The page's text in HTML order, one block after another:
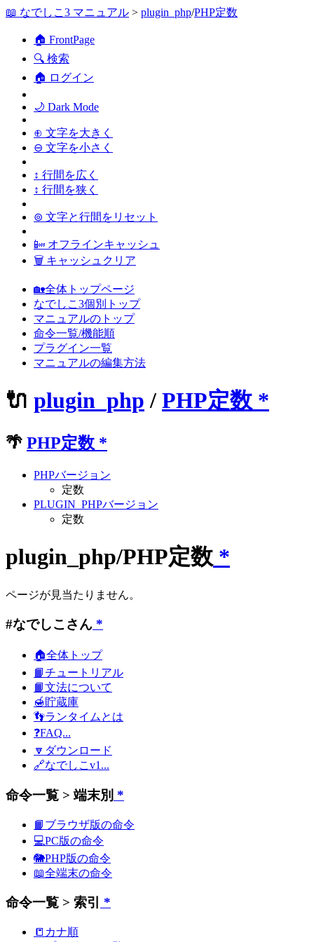
📖 なでしこ3 マニュアル > plugin_php/PHP定数
🏠 FrontPage
🔍 検索
🏠 ログイン
🌙 Dark Mode
⊕ 文字を大きく
⊖ 文字を小さく
↕ 行間を広く
↕ 行間を狭く
⊚ 文字と行間をリセット
📴 オフラインキャッシュ
🗑 キャッシュクリア
🏡全体トップページ
なでしこ3個別トップ
マニュアルのトップ
命令一覧/機能順
プラグイン一覧
マニュアルの編集方法
🔌 plugin_php / PHP定数 *
🌴 PHP定数 *
PHPバージョン
定数
PLUGIN_PHPバージョン
定数
plugin_php/PHP定数 *
ページが見当たりません。
#なでしこさん *
🏠全体トップ
📙チュートリアル
📙文法について
🍯貯蔵庫
👣ランタイムとは
❓FAQ...
🔽ダウンロード
🔗なでしこv1...
命令一覧 > 端末別 *
📙ブラウザ版の命令
💻PC版の命令
🐘PHP版の命令
📖全端末の命令
命令一覧 > 索引 *
📒カナ順